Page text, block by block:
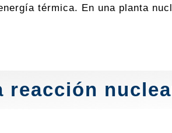
térmica. En una planta
reacción